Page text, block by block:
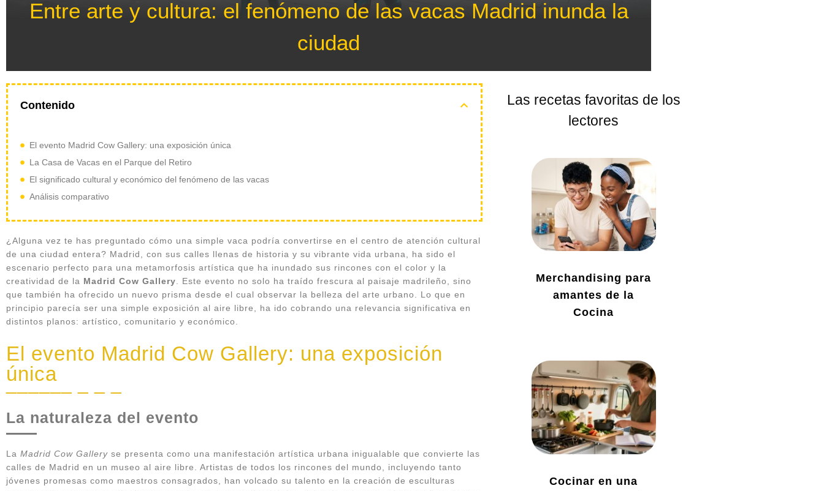
Entre arte y cultura: el fenómeno de las vacas Madrid inunda la
ciudad
Contenido
El evento Madrid Cow Gallery: una exposición única
La Casa de Vacas en el Parque del Retiro
El significado cultural y económico del fenómeno de las vacas
Análisis comparativo
¿Alguna vez te has preguntado cómo una simple vaca podría convertirse en el centro de atención cultural
de una ciudad entera? Madrid, con sus calles llenas de historia y su vibrante vida urbana, ha sido el
escenario perfecto para una metamorfosis artística que ha inundado sus rincones con el color y la
creatividad de la Madrid Cow Gallery . Este evento no solo ha traído frescura al paisaje madrileño, sino
que también ha ofrecido un nuevo prisma desde el cual observar la belleza del arte urbano. Lo que en
principio parecía ser una simple exposición al aire libre, ha ido cobrando una relevancia significativa en
distintos planos: artístico, comunitario y económico.
El evento Madrid Cow Gallery: una exposición
única
La naturaleza del evento
La Madrid Cow Gallery se presenta como una manifestación artística urbana inigualable que convierte las
calles de Madrid en un museo al aire libre. Artistas de todos los rincones del mundo, incluyendo tanto
jóvenes promesas como maestros consagrados, han volcado su talento en la creación de esculturas
Las recetas favoritas de los
lectores
Merchandising para
amantes de la
Cocina
Cocinar en una